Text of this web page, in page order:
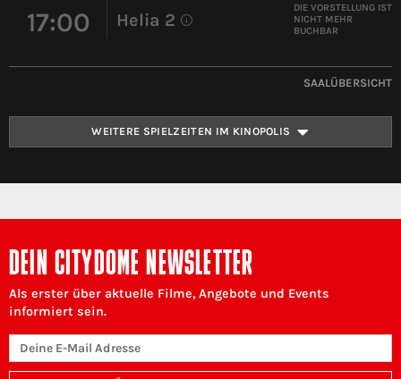
17:00 Helia 2 i
DIE VORSTELLUNG IST
NICHT MEHR
BUCHBAR
SAALÜBERSICHT
WEITERE SPIELZEITEN IM KINOPOLIS
DEIN CITYDOME NEWSLETTER
Als erster über aktuelle Filme, Angebote und Events
informiert sein.